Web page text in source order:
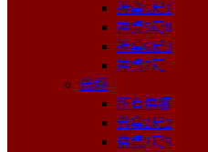
神桌5尺1
神桌5尺8
神桌6尺3
神桌7尺
佛櫥
所有佛櫥
佛桌2尺2
佛桌2尺9